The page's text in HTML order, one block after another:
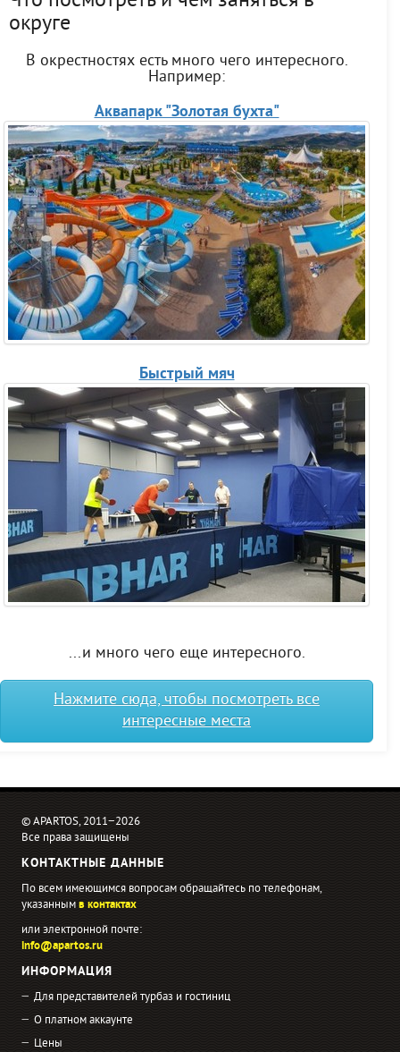
округе
В окрестностях есть много чего интересного.
Например:
Аквапарк "Золотая бухта"
Быстрый мяч
...и много чего еще интересного.
Нажмите сюда, чтобы посмотреть все
интересные места
© APARTOS, 2011−2026
Все права защищены
КОНТАКТНЫЕ ДАННЫЕ
По всем имеющимся вопросам обращайтесь по телефонам,
указаннымв контактах
или электронной почте:
info@apartos.ru
ИНФОРМАЦИЯ
Для представителей турбаз и гостиниц
О платном аккаунте
Цены